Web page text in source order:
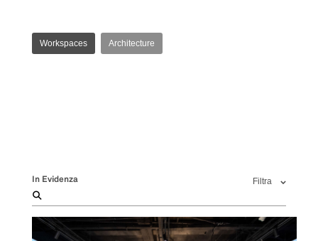
Workspaces Architecture
In Evidenza Filtra